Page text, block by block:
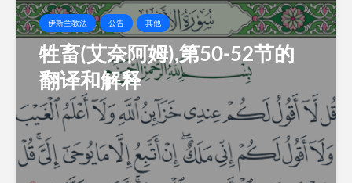
伊斯兰教法 公告 其他
牲畜(艾奈阿姆),第50-52节的
翻译和解释